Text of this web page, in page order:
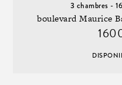
3 chambres -
boulevard Maurice